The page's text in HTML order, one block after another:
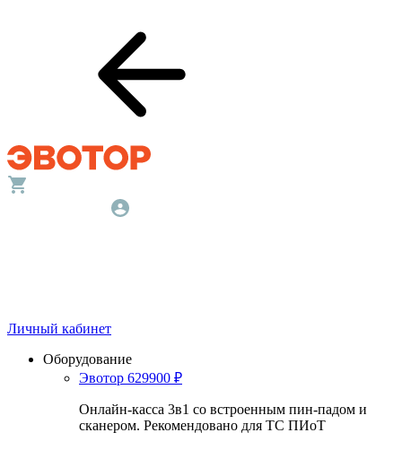
Личный кабинет
Оборудование
Эвотор 629900 ₽
Онлайн-касса 3в1 со встроенным пин-падом и
сканером. Рекомендовано для ТС ПИоТ